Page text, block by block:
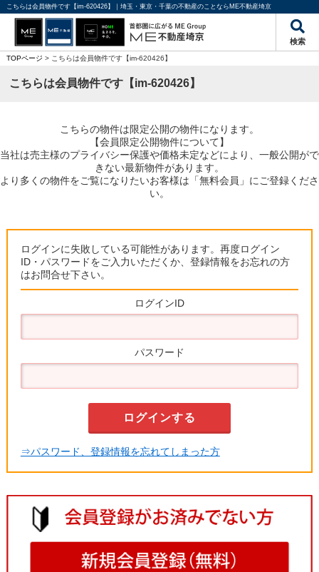
こちらは会員物件です【im-620426】｜埼玉・東京・千葉の不動産のことならME不動産埼京
検索
TOPページ > こちらは会員物件です【im-620426】
こちらは会員物件です【im-620426】
こちらの物件は限定公開の物件になります。
【会員限定公開物件について】
当社は売主様のプライバシー保護や価格未定などにより、一般公開がで
きない最新物件があります。
より多くの物件をご覧になりたいお客様は「無料会員」にご登録くださ
い。
ログインに失敗している可能性があります。再度ログイン
ID・パスワードをご入力いただくか、登録情報をお忘れの方
はお問合せ下さい。
ログインID
パスワード
⇒パスワード、登録情報を忘れてしまった方